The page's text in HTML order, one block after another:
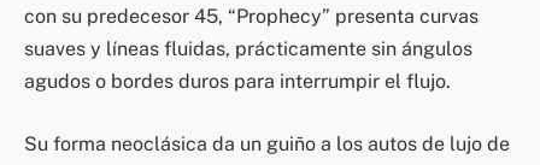
con su predecesor 45, “Prophecy” presenta curvas
suaves y líneas fluidas, prácticamente sin ángulos
agudos o bordes duros para interrumpir el flujo.
Su forma neoclásica da un guiño a los autos de lujo de